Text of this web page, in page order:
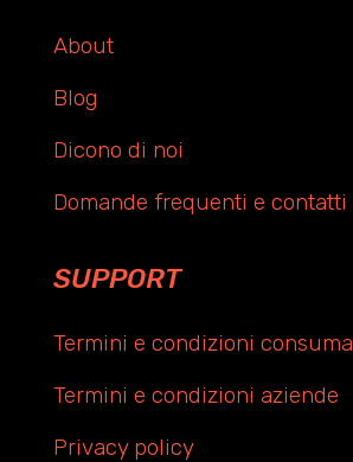
About
Blog
Dicono di noi
Domande frequenti e contatti
SUPPORT
Termini e condizioni
Termini e condizioni aziende
Privacy policy